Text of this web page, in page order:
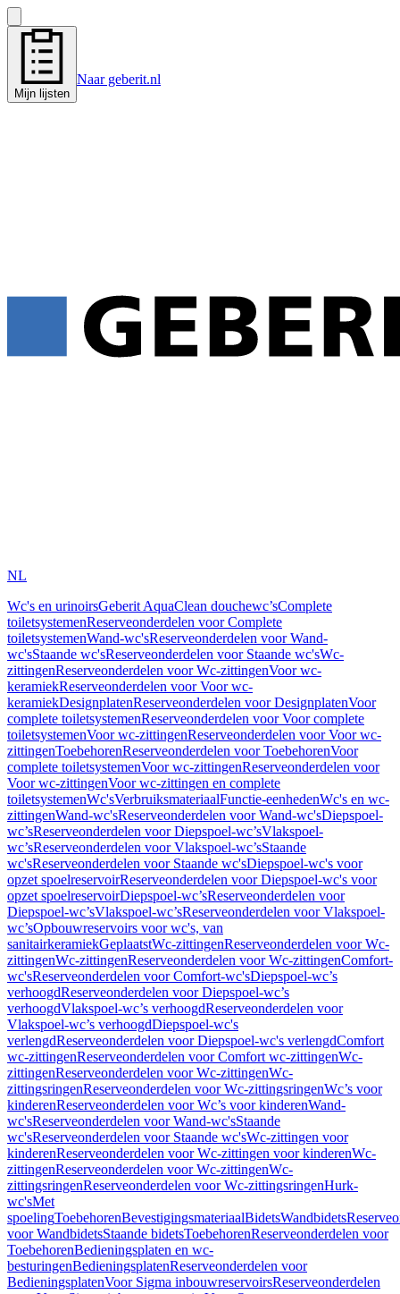
Mijn lijsten
Naar geberit.nl
NL
Wc's en urinoirsGeberit AquaClean douchewc’sComplete
toiletsystemenReserveonderdelen voor Complete
toiletsystemenWand-wc'sReserveonderdelen voor Wand-
wc'sStaande wc'sReserveonderdelen voor Staande wc'sWc-
zittingenReserveonderdelen voor Wc-zittingenVoor wc-
keramiekReserveonderdelen voor Voor wc-
keramiekDesignplatenReserveonderdelen voor DesignplatenVoor
complete toiletsystemenReserveonderdelen voor Voor complete
toiletsystemenVoor wc-zittingenReserveonderdelen voor Voor wc-
zittingenToebehorenReserveonderdelen voor ToebehorenVoor
complete toiletsystemenVoor wc-zittingenReserveonderdelen voor
Voor wc-zittingenVoor wc-zittingen en complete
toiletsystemenWc'sVerbruiksmateriaalFunctie-eenhedenWc's en wc-
zittingenWand-wc'sReserveonderdelen voor Wand-wc'sDiepspoel-
wc’sReserveonderdelen voor Diepspoel-wc’sVlakspoel-
wc’sReserveonderdelen voor Vlakspoel-wc’sStaande
wc'sReserveonderdelen voor Staande wc'sDiepspoel-wc's voor
opzet spoelreservoirReserveonderdelen voor Diepspoel-wc's voor
opzet spoelreservoirDiepspoel-wc’sReserveonderdelen voor
Diepspoel-wc’sVlakspoel-wc’sReserveonderdelen voor Vlakspoel-
wc’sOpbouwreservoirs voor wc's, van
sanitairkeramiekGeplaatstWc-zittingenReserveonderdelen voor Wc-
zittingenWc-zittingenReserveonderdelen voor Wc-zittingenComfort-
wc'sReserveonderdelen voor Comfort-wc'sDiepspoel-wc’s
verhoogdReserveonderdelen voor Diepspoel-wc’s
verhoogdVlakspoel-wc’s verhoogdReserveonderdelen voor
Vlakspoel-wc’s verhoogdDiepspoel-wc's
verlengdReserveonderdelen voor Diepspoel-wc's verlengdComfort
wc-zittingenReserveonderdelen voor Comfort wc-zittingenWc-
zittingenReserveonderdelen voor Wc-zittingenWc-
zittingsringenReserveonderdelen voor Wc-zittingsringenWc’s voor
kinderenReserveonderdelen voor Wc’s voor kinderenWand-
wc'sReserveonderdelen voor Wand-wc'sStaande
wc'sReserveonderdelen voor Staande wc'sWc-zittingen voor
kinderenReserveonderdelen voor Wc-zittingen voor kinderenWc-
zittingenReserveonderdelen voor Wc-zittingenWc-
zittingsringenReserveonderdelen voor Wc-zittingsringenHurk-
wc'sMet
spoelingToebehorenBevestigingsmateriaalBidetsWandbidets
voor WandbidetsStaande bidetsToebehorenReserveonderdelen voor
ToebehorenBedieningsplaten en wc-
besturingenBedieningsplatenReserveonderdelen voor
BedieningsplatenVoor Sigma inbouwreservoirsReserveonderdelen